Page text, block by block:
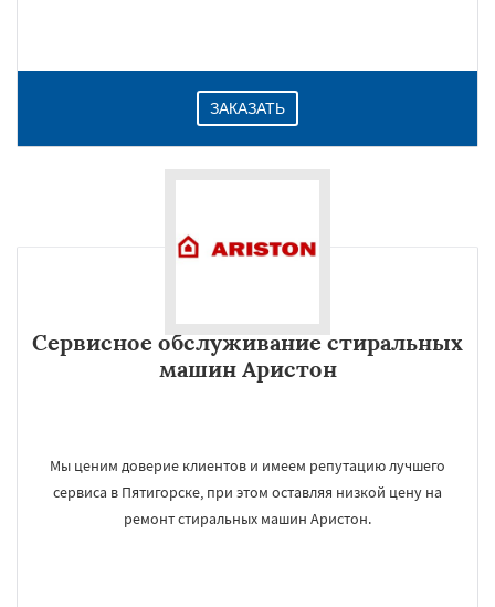
ЗАКАЗАТЬ
Сервисное обслуживание стиральных
машин Аристон
Мы ценим доверие клиентов и имеем репутацию лучшего
сервиса в Пятигорске, при этом оставляя низкой цену на
ремонт стиральных машин Аристон.